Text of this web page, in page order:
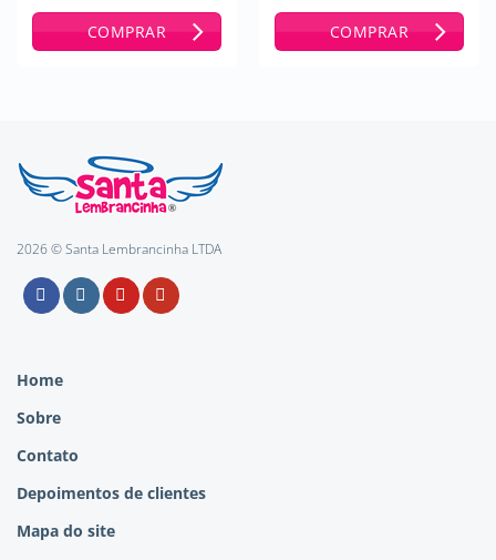
COMPRAR COMPRAR
2026 © Santa Lembrancinha LTDA
Home
Sobre
Contato
Depoimentos de clientes
Mapa do site